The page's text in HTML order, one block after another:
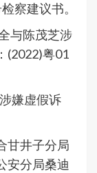
察建议书。
与陈茂芝涉
(2022)粤01
嫌虚假诉
甘井子分局
安分局桑迪